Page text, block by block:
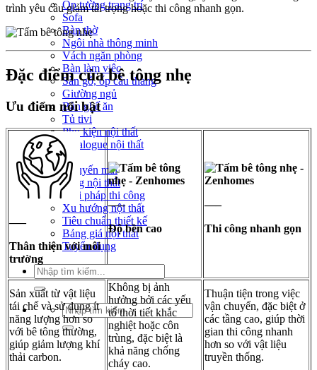
Ốp tường trang trí
Sofa
Bàn thờ
Ngôi nhà thông minh
Vách ngăn phòng
Bàn làm việc
Sàn gỗ, ốp cầu thang
Giường ngủ
Bàn ghế ăn
Tủ tivi
Phụ kiện nội thất
Catalogue nội thất
Tin tức
Khuyến mãi
Blog nội thất
Giải pháp thi công
Xu hướng nội thất
Tiêu chuẩn thiết kế
Bảng giá nội thất
Tuyển dụng
Tìm
kiếm:
Tìm
kiếm:
trình yêu cầu giảm tải trọng hoặc thi công nhanh gọn.
Đặc điểm của bê tông nhẹ
Ưu điểm nổi bật
—–
Thân thiện với môi
trường
—–
Độ bền cao
—–
Thi công nhanh gọn
Sản xuất từ vật liệu
tái chế và sử dụng ít
năng lượng hơn so
với bê tông thường,
giúp giảm lượng khí
thải carbon.
Không bị ảnh
hưởng bởi các yếu
tố thời tiết khắc
nghiệt hoặc côn
trùng, đặc biệt là
khả năng chống
cháy cao.
Thuận tiện trong việc
vận chuyển, đặc biệt ở
các tầng cao, giúp thời
gian thi công nhanh
hơn so với vật liệu
truyền thống.